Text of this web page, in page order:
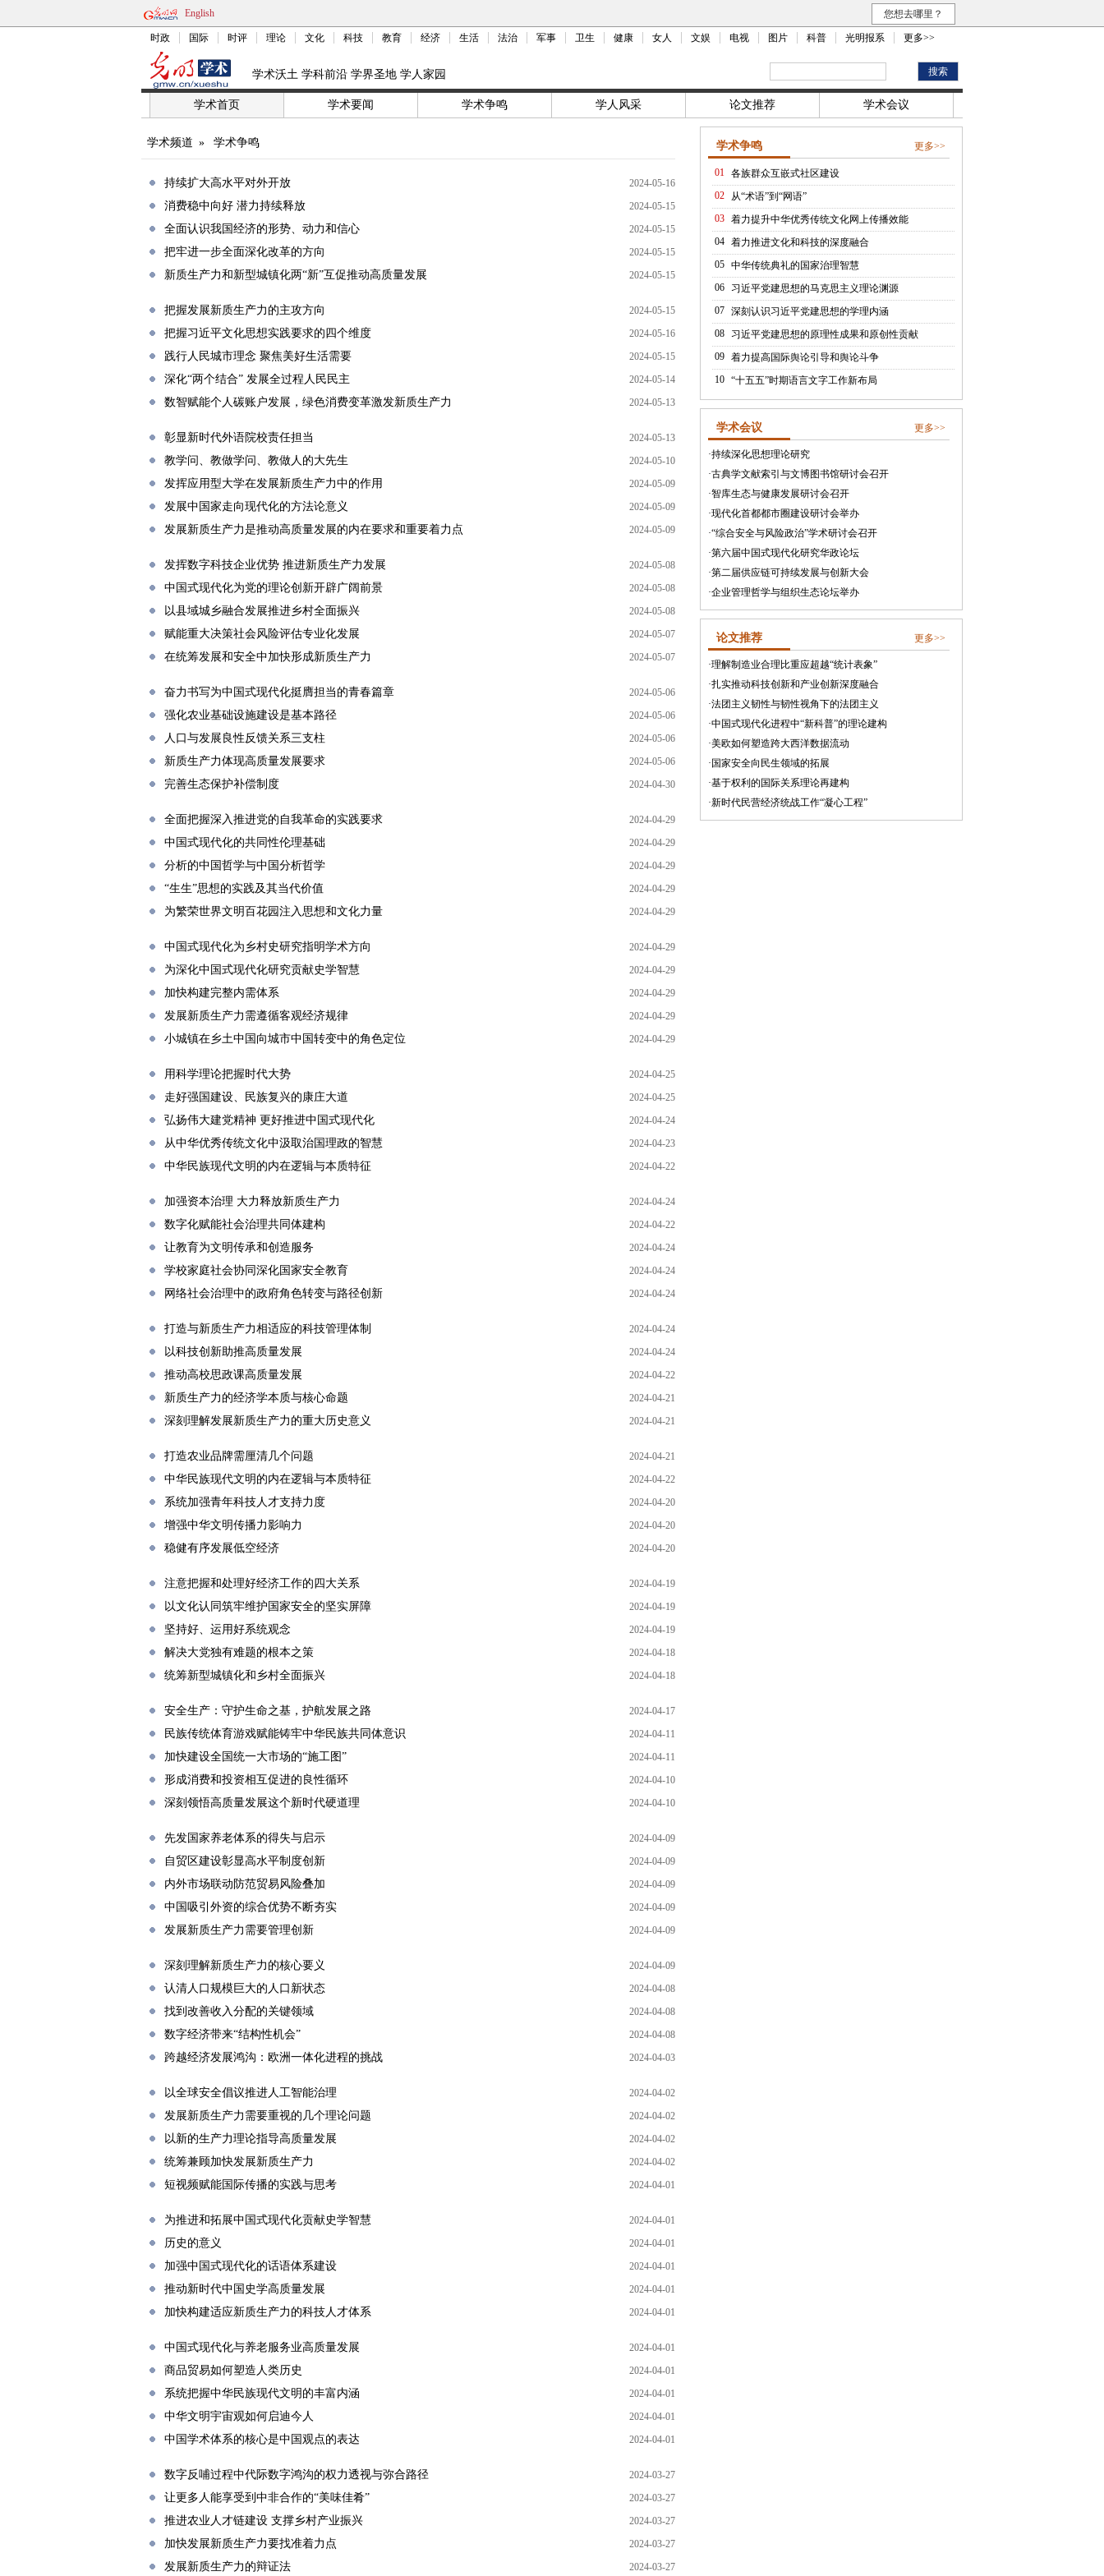
English 您想去哪里？
时政 国际 时评 理论 文化 科技 教育 经济 生活 法治 军事 卫生 健康 女人 文娱 电视 图片 科普 光明报系 更多>>
学术沃土 学科前沿 学界圣地 学人家园
学术首页 学术要闻 学术争鸣 学人风采 论文推荐 学术会议
学术频道 » 学术争鸣
持续扩大高水平对外开放 2024-05-16
消费稳中向好 潜力持续释放 2024-05-15
全面认识我国经济的形势、动力和信心 2024-05-15
把牢进一步全面深化改革的方向 2024-05-15
新质生产力和新型城镇化两“新”互促推动高质量发展 2024-05-15
把握发展新质生产力的主攻方向 2024-05-15
把握习近平文化思想实践要求的四个维度 2024-05-16
践行人民城市理念 聚焦美好生活需要 2024-05-15
深化“两个结合” 发展全过程人民民主 2024-05-14
数智赋能个人碳账户发展，绿色消费变革激发新质生产力 2024-05-13
彰显新时代外语院校责任担当 2024-05-13
教学问、教做学问、教做人的大先生 2024-05-10
发挥应用型大学在发展新质生产力中的作用 2024-05-09
发展中国家走向现代化的方法论意义 2024-05-09
发展新质生产力是推动高质量发展的内在要求和重要着力点 2024-05-09
发挥数字科技企业优势 推进新质生产力发展 2024-05-08
中国式现代化为党的理论创新开辟广阔前景 2024-05-08
以县域城乡融合发展推进乡村全面振兴 2024-05-08
赋能重大决策社会风险评估专业化发展 2024-05-07
在统筹发展和安全中加快形成新质生产力 2024-05-07
奋力书写为中国式现代化挺膺担当的青春篇章 2024-05-06
强化农业基础设施建设是基本路径 2024-05-06
人口与发展良性反馈关系三支柱 2024-05-06
新质生产力体现高质量发展要求 2024-05-06
完善生态保护补偿制度 2024-04-30
全面把握深入推进党的自我革命的实践要求 2024-04-29
中国式现代化的共同性伦理基础 2024-04-29
分析的中国哲学与中国分析哲学 2024-04-29
“生生”思想的实践及其当代价值 2024-04-29
为繁荣世界文明百花园注入思想和文化力量 2024-04-29
中国式现代化为乡村史研究指明学术方向 2024-04-29
为深化中国式现代化研究贡献史学智慧 2024-04-29
加快构建完整内需体系 2024-04-29
发展新质生产力需遵循客观经济规律 2024-04-29
小城镇在乡土中国向城市中国转变中的角色定位 2024-04-29
用科学理论把握时代大势 2024-04-25
走好强国建设、民族复兴的康庄大道 2024-04-25
弘扬伟大建党精神 更好推进中国式现代化 2024-04-24
从中华优秀传统文化中汲取治国理政的智慧 2024-04-23
中华民族现代文明的内在逻辑与本质特征 2024-04-22
加强资本治理 大力释放新质生产力 2024-04-24
数字化赋能社会治理共同体建构 2024-04-22
让教育为文明传承和创造服务 2024-04-24
学校家庭社会协同深化国家安全教育 2024-04-24
网络社会治理中的政府角色转变与路径创新 2024-04-24
打造与新质生产力相适应的科技管理体制 2024-04-24
以科技创新助推高质量发展 2024-04-24
推动高校思政课高质量发展 2024-04-22
新质生产力的经济学本质与核心命题 2024-04-21
深刻理解发展新质生产力的重大历史意义 2024-04-21
打造农业品牌需厘清几个问题 2024-04-21
中华民族现代文明的内在逻辑与本质特征 2024-04-22
系统加强青年科技人才支持力度 2024-04-20
增强中华文明传播力影响力 2024-04-20
稳健有序发展低空经济 2024-04-20
注意把握和处理好经济工作的四大关系 2024-04-19
以文化认同筑牢维护国家安全的坚实屏障 2024-04-19
坚持好、运用好系统观念 2024-04-19
解决大党独有难题的根本之策 2024-04-18
统筹新型城镇化和乡村全面振兴 2024-04-18
安全生产：守护生命之基，护航发展之路 2024-04-17
民族传统体育游戏赋能铸牢中华民族共同体意识 2024-04-11
加快建设全国统一大市场的“施工图” 2024-04-11
形成消费和投资相互促进的良性循环 2024-04-10
深刻领悟高质量发展这个新时代硬道理 2024-04-10
先发国家养老体系的得失与启示 2024-04-09
自贸区建设彰显高水平制度创新 2024-04-09
内外市场联动防范贸易风险叠加 2024-04-09
中国吸引外资的综合优势不断夯实 2024-04-09
发展新质生产力需要管理创新 2024-04-09
深刻理解新质生产力的核心要义 2024-04-09
认清人口规模巨大的人口新状态 2024-04-08
找到改善收入分配的关键领域 2024-04-08
数字经济带来“结构性机会” 2024-04-08
跨越经济发展鸿沟：欧洲一体化进程的挑战 2024-04-03
以全球安全倡议推进人工智能治理 2024-04-02
发展新质生产力需要重视的几个理论问题 2024-04-02
以新的生产力理论指导高质量发展 2024-04-02
统筹兼顾加快发展新质生产力 2024-04-02
短视频赋能国际传播的实践与思考 2024-04-01
为推进和拓展中国式现代化贡献史学智慧 2024-04-01
历史的意义 2024-04-01
加强中国式现代化的话语体系建设 2024-04-01
推动新时代中国史学高质量发展 2024-04-01
加快构建适应新质生产力的科技人才体系 2024-04-01
中国式现代化与养老服务业高质量发展 2024-04-01
商品贸易如何塑造人类历史 2024-04-01
系统把握中华民族现代文明的丰富内涵 2024-04-01
中华文明宇宙观如何启迪今人 2024-04-01
中国学术体系的核心是中国观点的表达 2024-04-01
数字反哺过程中代际数字鸿沟的权力透视与弥合路径 2024-03-27
让更多人能享受到中非合作的“美味佳肴” 2024-03-27
推进农业人才链建设 支撑乡村产业振兴 2024-03-27
加快发展新质生产力要找准着力点 2024-03-27
发展新质生产力的辩证法 2024-03-27
学术争鸣 更多>>
01 各族群众互嵌式社区建设
02
从“术语”到“网语”
03 着力提升中华优秀传统文化网上传播效能
04 着力推进文化和科技的深度融合
05 中华传统典礼的国家治理智慧
06
习近平党建思想的马克思主义理论渊源
07 深刻认识习近平党建思想的学理内涵
08
习近平党建思想的原理性成果和原创性贡献
09 着力提高国际舆论引导和舆论斗争
10 “十五五”时期语言文字工作新布局
学术会议 更多>>
·持续深化思想理论研究
·古典学文献索引与文博图书馆研讨会召开
·智库生态与健康发展研讨会召开
·现代化首都都市圈建设研讨会举办
·“综合安全与风险政治”学术研讨会召开
·第六届中国式现代化研究华政论坛
·第二届供应链可持续发展与创新大会
·企业管理哲学与组织生态论坛举办
论文推荐 更多>>
·理解制造业合理比重应超越“统计表象”
·扎实推动科技创新和产业创新深度融合
·法团主义韧性与韧性视角下的法团主义
·中国式现代化进程中“新科普”的理论建构
·美欧如何塑造跨大西洋数据流动
· 国家安全向民生领域的拓展
·基于权利的国际关系理论再建构
·新时代民营经济统战工作“凝心工程”